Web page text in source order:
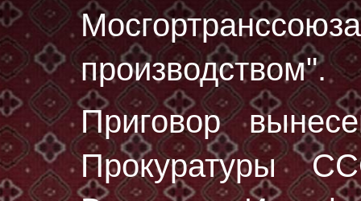
производством".
Приговор
Прокуратуры